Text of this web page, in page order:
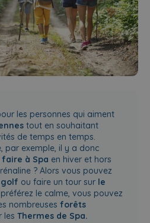
les personnes qui aiment
tout en souhaitant
de temps en temps.
par exemple, il y a donc
faire à Spa en hiver et hors
? Alors vous pouvez
golf ou faire un tour sur le
le calme, vous pouvez
nombreuses forêts
les Thermes de Spa.